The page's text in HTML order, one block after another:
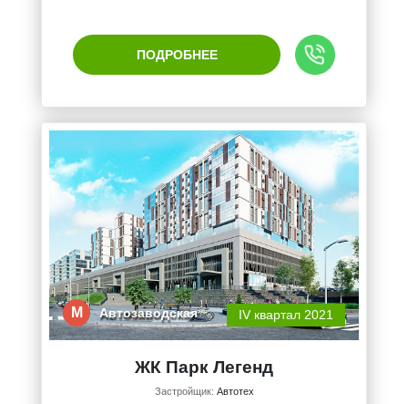
ПОДРОБНЕЕ
М Автозаводская IV квартал 2021
ЖК Парк Легенд
Застройщик: Автотех